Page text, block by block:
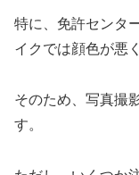
特に、免許センタ
イクでは顔色が悪
そのため、写真撮
す。